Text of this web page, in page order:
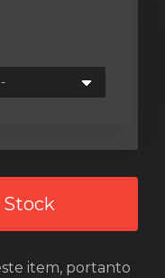
item, portanto